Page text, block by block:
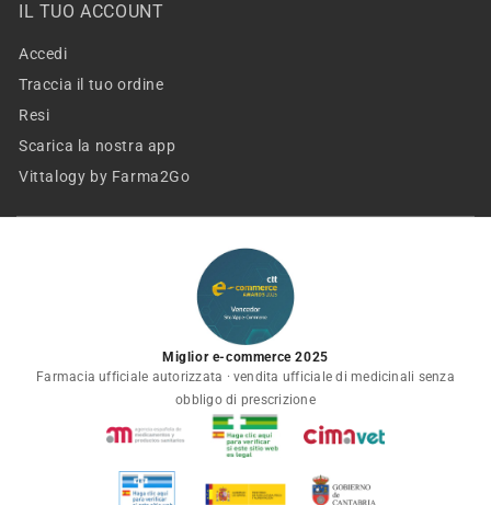
IL TUO ACCOUNT
Accedi
Traccia il tuo ordine
Resi
Scarica la nostra app
Vittalogy by Farma2Go
Miglior e-commerce 2025
Farmacia ufficiale autorizzata · vendita ufficiale di medicinali senza
obbligo di prescrizione